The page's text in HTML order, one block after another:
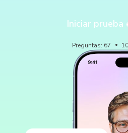
Iniciar prueba
Preguntas: 67 10